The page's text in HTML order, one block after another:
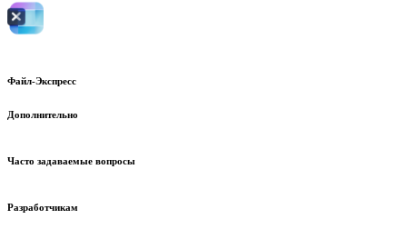
Файл-Экспресс
Дополнительно
Часто задаваемые вопросы
Разработчикам